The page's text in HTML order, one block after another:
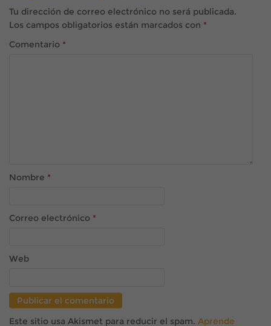
Tu dirección de correo electrónico no será publicada.
Los campos obligatorios están marcados con *
Comentario *
Nombre *
Correo electrónico *
Web
Este sitio usa Akismet para reducir el spam. Aprende